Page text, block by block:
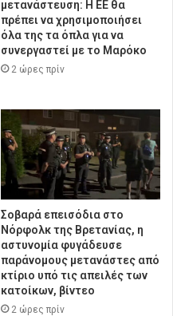
μετανάστευση: Η ΕΕ θα
πρέπει να χρησιμοποιήσει
όλα της τα όπλα για να
συνεργαστεί με το Μαρόκο
2 ώρες πρίν
Σοβαρά επεισόδια στο
Νόρφολκ της Βρετανίας, η
αστυνομία φυγάδευσε
παράνομους μετανάστες από
κτίριο υπό τις απειλές των
κατοίκων, βίντεο
2 ώρες πρίν